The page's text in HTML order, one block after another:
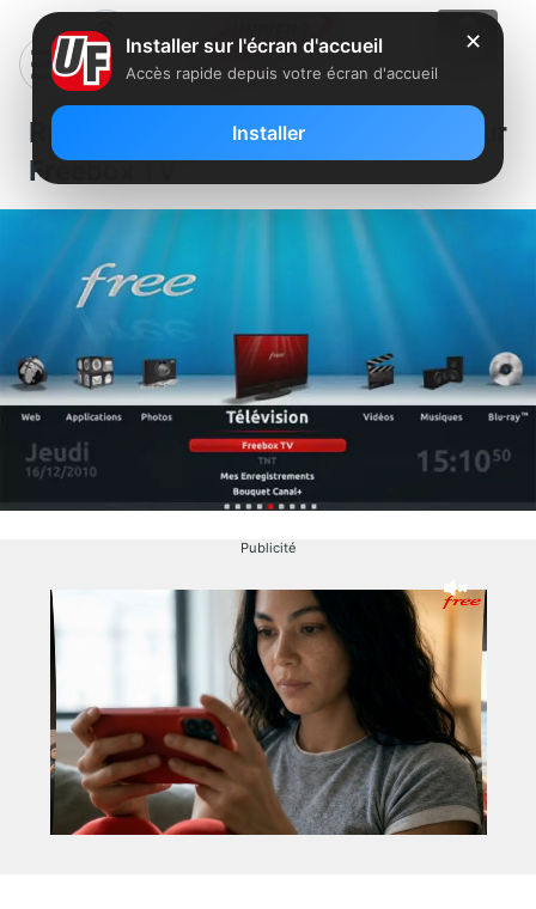
Rappel: Offre découverte sur
Freebox TV
Publicité
✕
Installer sur l'écran d'accueil
Accès rapide depuis votre écran d'accueil
Installer